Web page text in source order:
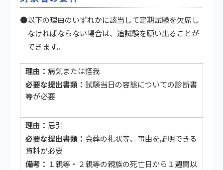
●以下の理由のいずれかに該当して定期試験を欠席し
なければならない場合は、追試験を願い出ることが
できます。
病気または怪我
試験当日の容態についての診断書
等が必要
忌引
会葬の礼状等、事由を証明できる
資料が必要
１親等・２親等の親族の死亡日から１週間以